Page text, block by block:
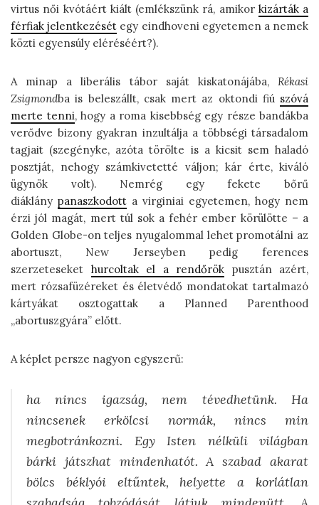
virtus női kvótáért kiált (emlékszünk rá, amikor kizárták a
férfiak jelentkezését egy eindhoveni egyetemen a nemek
közti egyensúly eléréséért?).
A minap a liberális tábor saját kiskatonájába, Rékasi
Zsigmondba is beleszállt, csak mert az oktondi fiú szóvá
merte tenni, hogy a roma kisebbség egy része bandákba
verődve bizony gyakran inzultálja a többségi társadalom
tagjait (szegényke, azóta törölte is a kicsit sem haladó
posztját, nehogy számkivetetté váljon; kár érte, kiváló
ügynök volt). Nemrég egy fekete bőrű
diáklány panaszkodott a virginiai egyetemen, hogy nem
érzi jól magát, mert túl sok a fehér ember körülötte – a
Golden Globe-on teljes nyugalommal lehet promotálni az
abortuszt, New Jerseyben pedig ferences
szerzeteseket hurcoltak el a rendőrök pusztán azért,
mert rózsafüzéreket és életvédő mondatokat tartalmazó
kártyákat osztogattak a Planned Parenthood
„abortuszgyára” előtt.
A képlet persze nagyon egyszerű:
ha nincs igazság, nem tévedhetünk. Ha
nincsenek erkölcsi normák, nincs min
megbotránkozni. Egy Isten nélküli világban
bárki játszhat mindenhatót. A szabad akarat
bölcs béklyói eltűntek, helyette a korlátlan